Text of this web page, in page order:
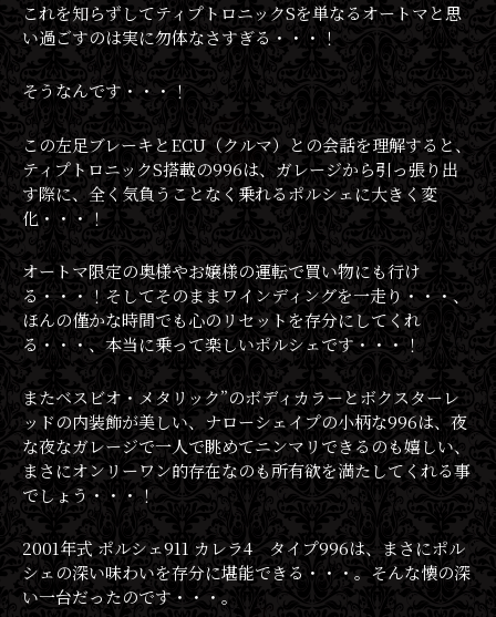
これを知らずしてティプトロニックSを単なるオートマと思
い過ごすのは実に勿体なさすぎる・・・！
そうなんです・・・！
この左足ブレーキとECU（クルマ）との会話を理解すると、
ティプトロニックS搭載の996は、ガレージから引っ張り出
す際に、全く気負うことなく乗れるポルシェに大きく変
化・・・！
オートマ限定の奥様やお嬢様の運転で買い物にも行け
る・・・！そしてそのままワインディングを一走り・・・、
ほんの僅かな時間でも心のリセットを存分にしてくれ
る・・・、本当に乗って楽しいポルシェです・・・！
またベスビオ・メタリック”のボディカラーとボクスターレ
ッドの内装飾が美しい、ナローシェイプの小柄な996は、夜
な夜なガレージで一人で眺めてニンマリできるのも嬉しい、
まさにオンリーワン的存在なのも所有欲を満たしてくれる事
でしょう・・・！
2001年式 ポルシェ911 カレラ4 タイプ996は、まさにポル
シェの深い味わいを存分に堪能できる・・・。そんな懐の深
い一台だったのです・・・。